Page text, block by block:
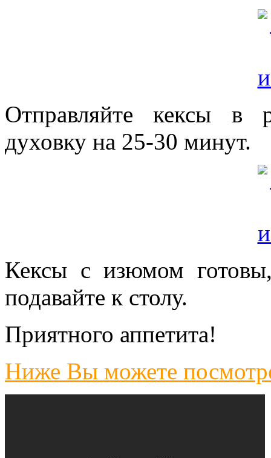
Отправляйте кексы в
духовку на 25-30 минут.
Кексы с изюмом
подавайте к столу.
Приятного аппетита!
Ниже Вы можете